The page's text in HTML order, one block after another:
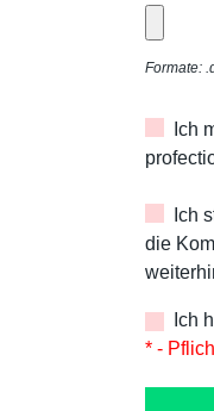
Formate:
Ich
Ich
die
Ich
* -